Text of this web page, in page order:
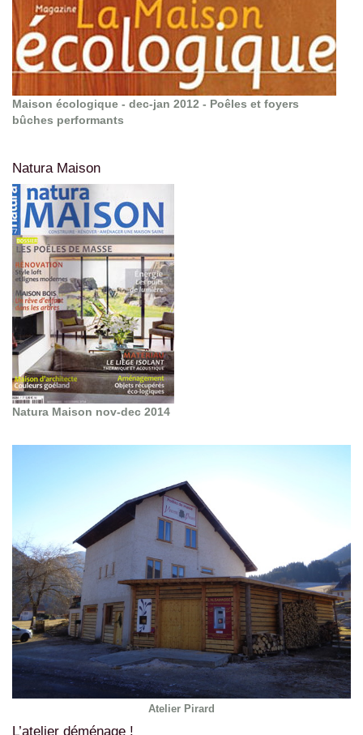
Maison écologique - dec-jan 2012 - Poêles et foyers
bûches performants
Natura Maison
Natura Maison nov-dec 2014
Atelier Pirard
L’atelier déménage !